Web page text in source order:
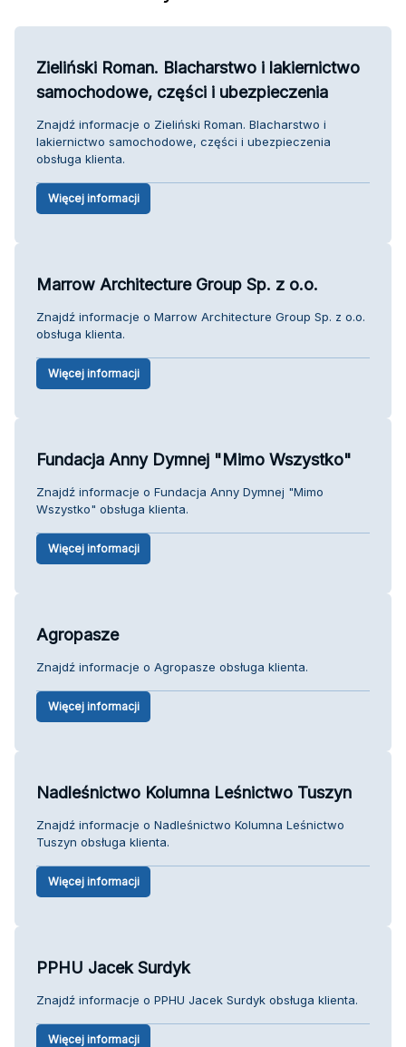
Zieliński Roman. Blacharstwo i lakiernictwo
samochodowe, części i ubezpieczenia
Znajdź informacje o Zieliński Roman. Blacharstwo i
lakiernictwo samochodowe, części i ubezpieczenia
obsługa klienta.
Więcej informacji
Marrow Architecture Group Sp. z o.o.
Znajdź informacje o Marrow Architecture Group Sp. z o.o.
obsługa klienta.
Więcej informacji
Fundacja Anny Dymnej "Mimo Wszystko"
Znajdź informacje o Fundacja Anny Dymnej "Mimo
Wszystko" obsługa klienta.
Więcej informacji
Agropasze
Znajdź informacje o Agropasze obsługa klienta.
Więcej informacji
Nadleśnictwo Kolumna Leśnictwo Tuszyn
Znajdź informacje o Nadleśnictwo Kolumna Leśnictwo
Tuszyn obsługa klienta.
Więcej informacji
PPHU Jacek Surdyk
Znajdź informacje o PPHU Jacek Surdyk obsługa klienta.
Więcej informacji